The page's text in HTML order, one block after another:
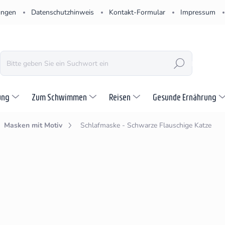
Datenschutzhinweis Kontakt-Formular Impressum
SUCHEN
Zum Schwimmen Reisen Gesunde Ernährung
Masken mit Motiv Schlafmaske - Schwarze Flauschige Katze